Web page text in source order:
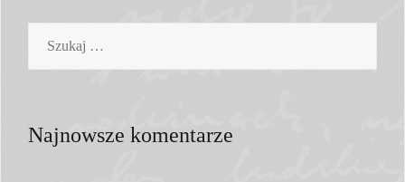
Najnowsze komentarze